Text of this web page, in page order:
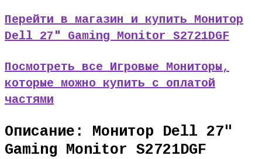
Перейти в магазин и купить Монитор
Dell 27″ Gaming Monitor S2721DGF
Посмотреть все Игровые Мониторы,
которые можно купить с оплатой
частями
Описание: Монитор Dell 27″
Gaming Monitor S2721DGF